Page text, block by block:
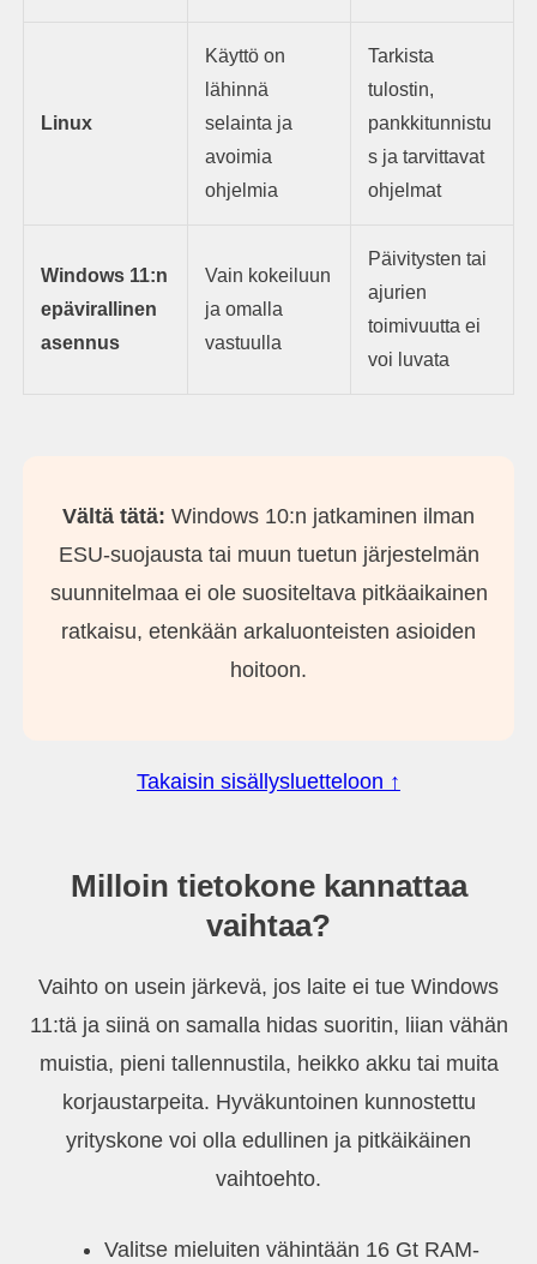
Linux
Käyttö on
lähinnä
selainta ja
avoimia
ohjelmia
Tarkista
tulostin,
pankkitunnistu
s ja tarvittavat
ohjelmat
Windows 11:n
epävirallinen
asennus
Vain kokeiluun
ja omalla
vastuulla
Päivitysten tai
ajurien
toimivuutta ei
voi luvata
Vältä tätä: Windows 10:n jatkaminen ilman
ESU-suojausta tai muun tuetun järjestelmän
suunnitelmaa ei ole suositeltava pitkäaikainen
ratkaisu, etenkään arkaluonteisten asioiden
hoitoon.
Takaisin sisällysluetteloon ↑
Milloin tietokone kannattaa
vaihtaa?
Vaihto on usein järkevä, jos laite ei tue Windows
11:tä ja siinä on samalla hidas suoritin, liian vähän
muistia, pieni tallennustila, heikko akku tai muita
korjaustarpeita. Hyväkuntoinen kunnostettu
yrityskone voi olla edullinen ja pitkäikäinen
vaihtoehto.
Valitse mieluiten vähintään 16 Gt RAM-